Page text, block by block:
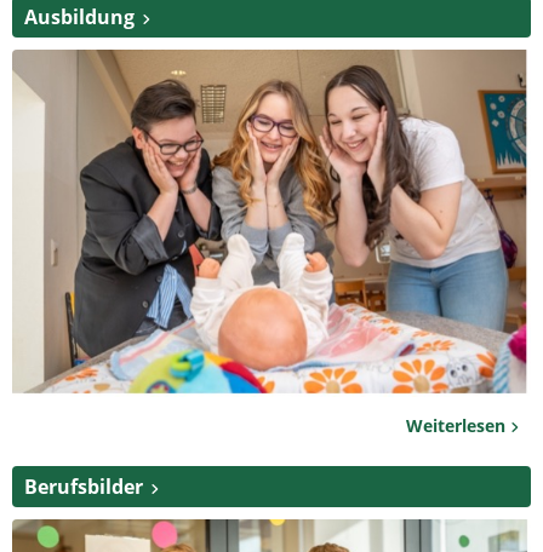
Ausbildung
Weiterlesen
Berufsbilder